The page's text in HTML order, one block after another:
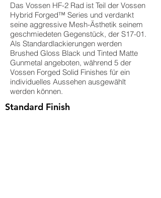
Das Vossen HF-2 Rad ist Teil der Vossen
Hybrid Forged™ Series und verdankt
seine aggressive Mesh-Ästhetik seinem
geschmiedeten Gegenstück, der S17-01.
Als Standardlackierungen werden
Brushed Gloss Black und Tinted Matte
Gunmetal angeboten, während 5 der
Vossen Forged Solid Finishes für ein
individuelles Aussehen ausgewählt
werden können.
Standard Finish